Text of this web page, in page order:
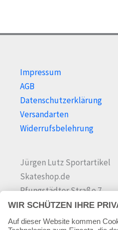
Impressum
AGB
Datenschutzerklärung
Versandarten
Widerrufsbelehrung
Jürgen Lutz Sportartikel
Skateshop.de
Pfungstädter Straße 7
64342 Seeheim-Jugenheim
Tel.06257 868181